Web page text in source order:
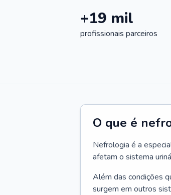
+19 mil
profissionais parceiros
O que é
Nefrologia é a
afetam o sistema
Além das condições
surgem em outros